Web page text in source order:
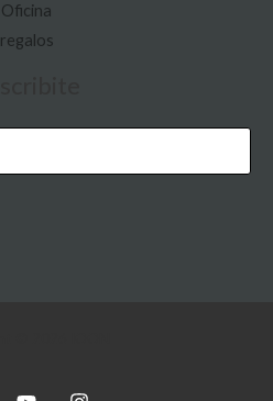
Oficina
regalos